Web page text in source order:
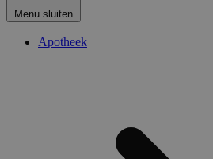
Menu sluiten
Apotheek